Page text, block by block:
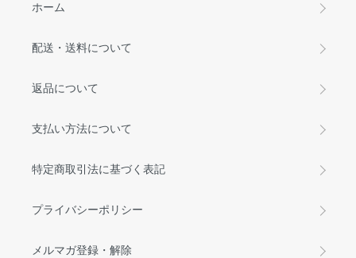
ホーム
配送・送料について
返品について
支払い方法について
特定商取引法に基づく表記
プライバシーポリシー
メルマガ登録・解除